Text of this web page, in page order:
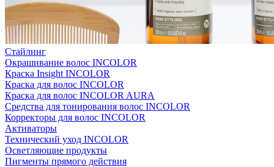
Стайлинг
Окрашивание волос INCOLOR
Краска Insight INCOLOR
Краска для волос INCOLOR
Краска для волос INCOLOR AURA
Средства для тонирования волос INCOLOR
Корректоры для волос INCOLOR
Активаторы
Технический уход INCOLOR
Осветляющие продукты
Пигменты прямого действия